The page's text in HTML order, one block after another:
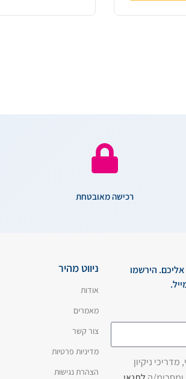
רכישה מאובטחת
הירשמו
ניקיון
ניווט מהיר
אודות
מאמרים
צור קשר
מדיניות פרטיות
הצהרת נגישות